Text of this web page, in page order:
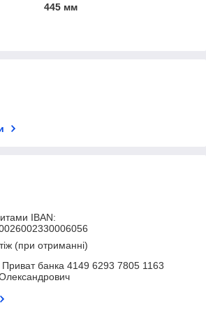
445 мм
IBAN:
(при отриманні)
банка 4149 6293 7805 1163